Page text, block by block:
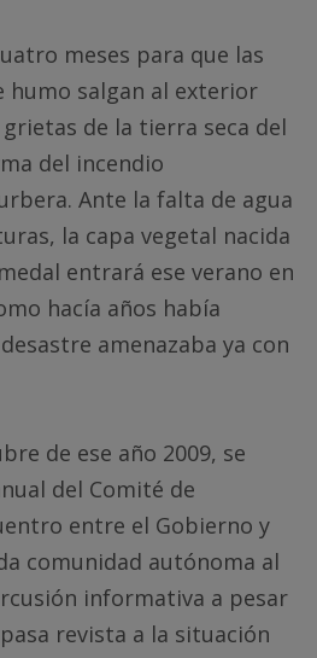
meses para que las
humo salgan al exterior
de la tierra seca del
del incendio
Ante la falta de agua
la capa vegetal nacida
entrará ese verano en
hacía años había
amenazaba ya con
de ese año 2009, se
del Comité de
entre el Gobierno y
comunidad autónoma al
informativa a pesar
revista a la situación